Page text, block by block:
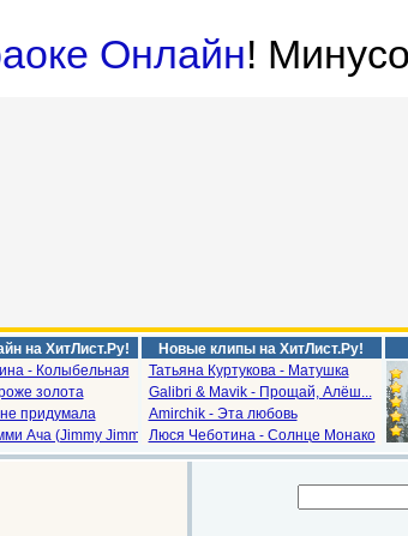
Онлайн!
на ХитЛист.Ру!
- Колыбельная
золота
придумала
Ача (Jimmy Jimm...
Новые клипы на ХитЛист.Ру!
Татьяна Куртукова - Матушка
Galibri & Mavik - Прощай, Алёш...
Amirchik - Эта любовь
Люся Чеботина - Солнце Монако